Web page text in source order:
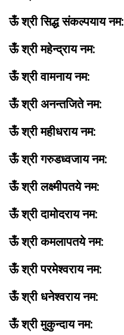
ऊँ श्री सिद्ध संकल्पयाय नम:
ऊँ श्री महेन्द्राय नम:
ऊँ श्री वामनाय नम:
ऊँ श्री अनन्तजिते नम:
ऊँ श्री महीधराय नम:
ऊँ श्री गरुडध्वजाय नम:
ऊँ श्री लक्ष्मीपतये नम:
ऊँ श्री दामोदराय नम:
ऊँ श्री कमलापतये नम:
ऊँ श्री परमेश्वराय नम:
ऊँ श्री धनेश्वराय नम:
ऊँ श्री मुकुन्दाय नम: